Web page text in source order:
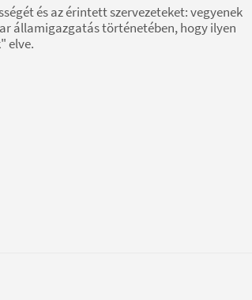
és az érintett szervezeteket: vegyenek
államigazgatás történetében, hogy ilyen
elve.